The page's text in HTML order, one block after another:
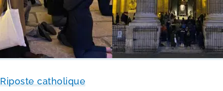
Riposte catho­lique